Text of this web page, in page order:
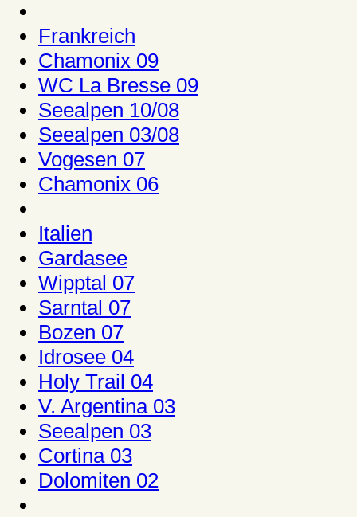
Frankreich
Chamonix 09
WC La Bresse 09
Seealpen 10/08
Seealpen 03/08
Vogesen 07
Chamonix 06
Italien
Gardasee
Wipptal 07
Sarntal 07
Bozen 07
Idrosee 04
Holy Trail 04
V. Argentina 03
Seealpen 03
Cortina 03
Dolomiten 02